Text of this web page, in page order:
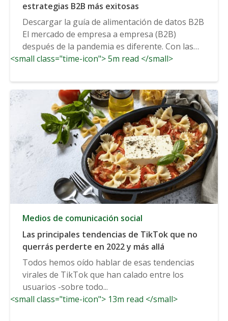
estrategias B2B más exitosas
Descargar la guía de alimentación de datos B2B
El mercado de empresa a empresa (B2B)
después de la pandemia es diferente. Con las
interacciones virtuales ahora...
<small class="time-icon"> 5m read </small>
Medios de comunicación social
Las principales tendencias de TikTok que no
querrás perderte en 2022 y más allá
Todos hemos oído hablar de esas tendencias
virales de TikTok que han calado entre los
usuarios -sobre todo...
<small class="time-icon"> 13m read </small>